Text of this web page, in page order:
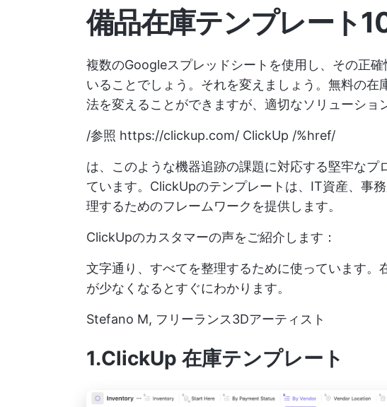
備品在庫テンプレート
複数のGoogleスプレッドシートを使用し、その正
いることでしょう。それを変えましょう。無料の
法を変えることができますが、適切なソリューショ
/参照 https://clickup.com/ ClickUp /%href/
は、このような機器追跡の課題に対応する堅牢なプ
ています。ClickUpのテンプレートは、IT資産、事
理するためのフレームワークを提供します。
ClickUpのカスタマーの声をご紹介します：
文字通り、すべてを整理するために使っています。
が少なくなるとすぐにわかります。
Stefano M, フリーランス3Dアーティスト
1.ClickUp 在庫テンプレート